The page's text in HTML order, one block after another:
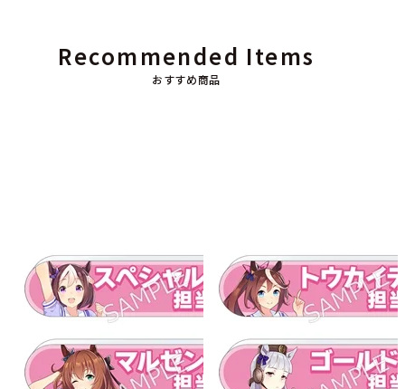
おすすめ商品
Recommended Items